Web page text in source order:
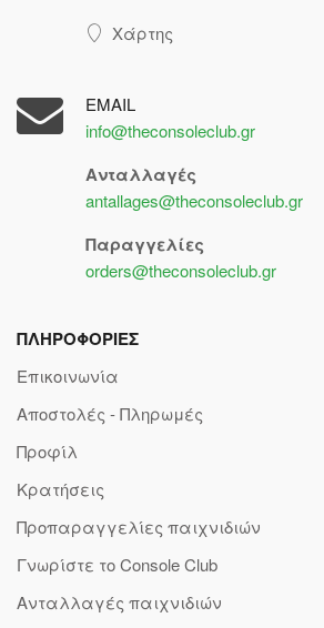
Χάρτης
EMAIL
info@theconsoleclub.gr
Ανταλλαγές
antallages@theconsoleclub.gr
Παραγγελίες
orders@theconsoleclub.gr
ΠΛΗΡΟΦΟΡΙΕΣ
Επικοινωνία
Αποστολές - Πληρωμές
Προφίλ
Κρατήσεις
Προπαραγγελίες παιχνιδιών
Γνωρίστε το Console Club
Ανταλλαγές παιχνιδιών